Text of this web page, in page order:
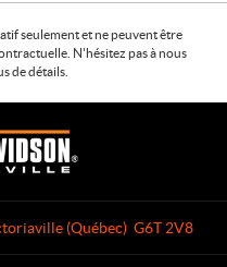
seulement et ne peuvent être
N'hésitez pas à nous
de détails.
(Québec) G6T 2V8